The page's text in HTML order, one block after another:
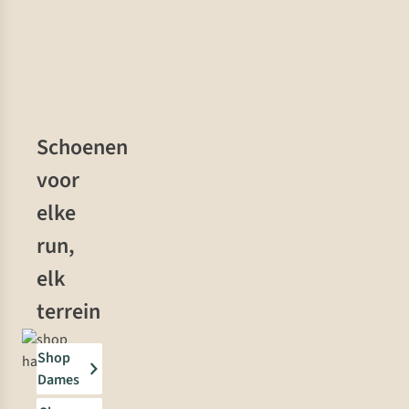
Schoenen
voor
elke
run,
elk
terrein
Shop
Dames